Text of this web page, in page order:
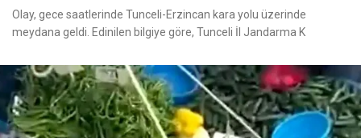
Olay, gece saatlerinde Tunceli-Erzincan kara yolu üzerinde
meydana geldi. Edinilen bilgiye göre, Tunceli İl Jandarma K